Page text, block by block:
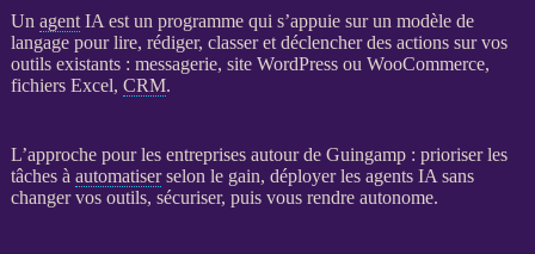
Un agent IA est un programme qui s’appuie sur un modèle de
langage pour lire, rédiger, classer et déclencher des actions sur vos
outils existants : messagerie, site WordPressou WooCommerce,
fichiers Excel, CRM.
L’approche pour les entreprises autour de Guingamp : prioriser les
tâches à automatiserselon le gain, déployer les agents IA sans
changer vos outils, sécuriser, puis vous rendre autonome.